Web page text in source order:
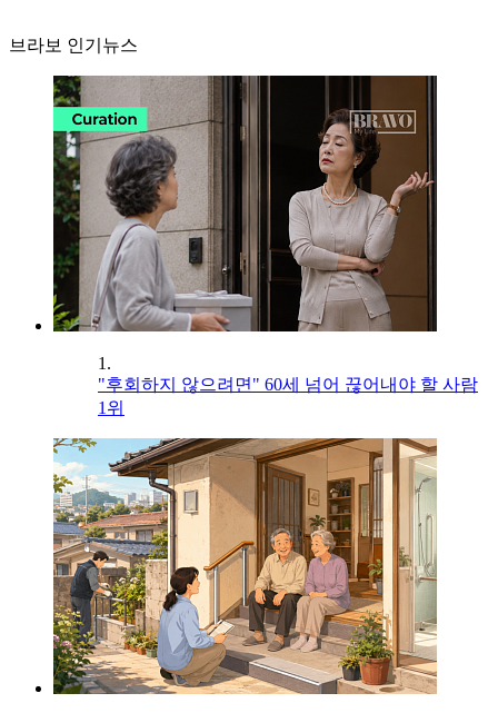
브라보 인기뉴스
1.
"후회하지 않으려면" 60세 넘어 끊어내야 할 사람
1위